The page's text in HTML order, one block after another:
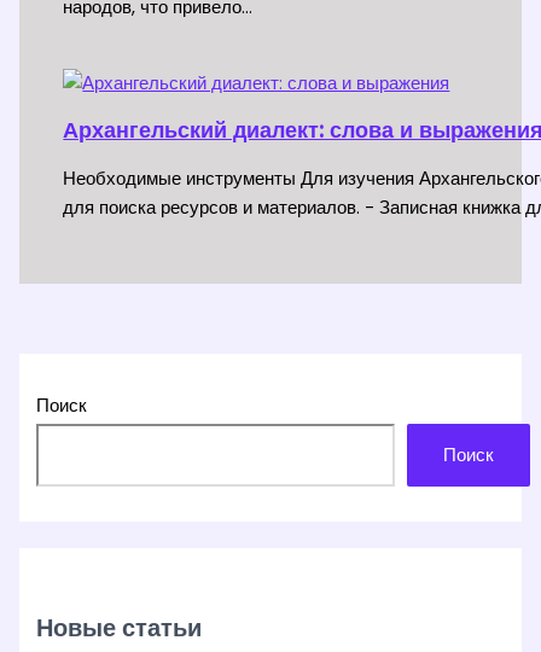
народов, что привело…
Архангельский диалект: слова и
Необходимые инструменты Для изучения
для поиска ресурсов и материалов. - Записная книжка
Поиск
Поиск
Новые статьи